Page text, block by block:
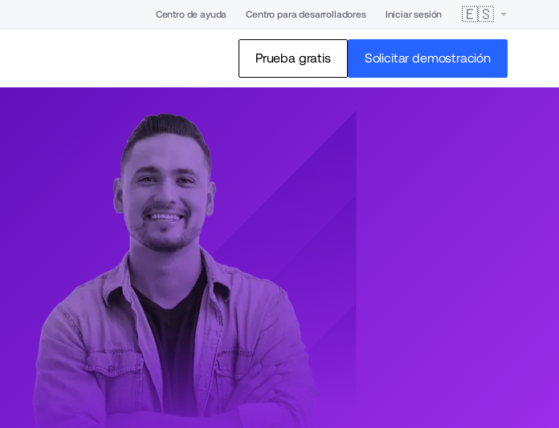
Centro de ayuda Centro para desarrolladores Iniciar sesión 🇪🇸
Prueba gratis Solicitar demostración